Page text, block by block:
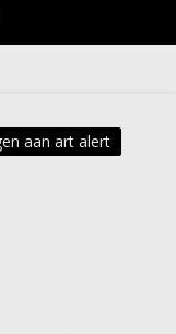
aan art alert